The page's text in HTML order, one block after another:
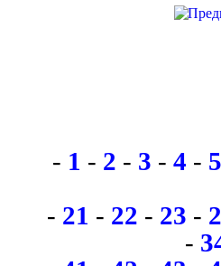
- 1 - 2 - 3 - 4 - 5
- 21 - 22 - 23 -
-